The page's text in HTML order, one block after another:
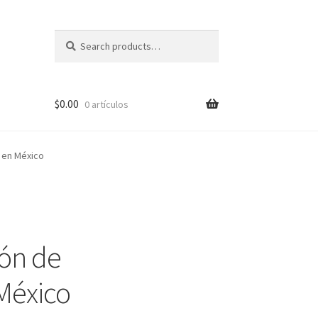
for:
$0.00 0 artículos
México
de